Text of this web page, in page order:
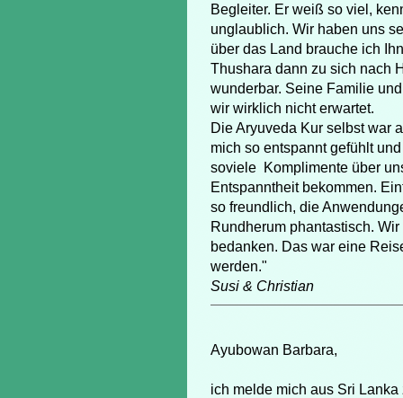
Begleiter. Er weiß so viel,
unglaublich. Wir haben uns
über das Land brauche ich
Thushara dann zu sich nach
wunderbar. Seine Familie
wir wirklich nicht erwartet.
Die Aryuveda Kur selbst war
mich so entspannt gefühlt
soviele Komplimente über
Entspanntheit bekommen.
so freundlich, die
Rundherum phantastisch.
bedanken. Das war eine
werden."
Susi & Christian
Ayubowan Barbara,
ich melde mich aus Sri